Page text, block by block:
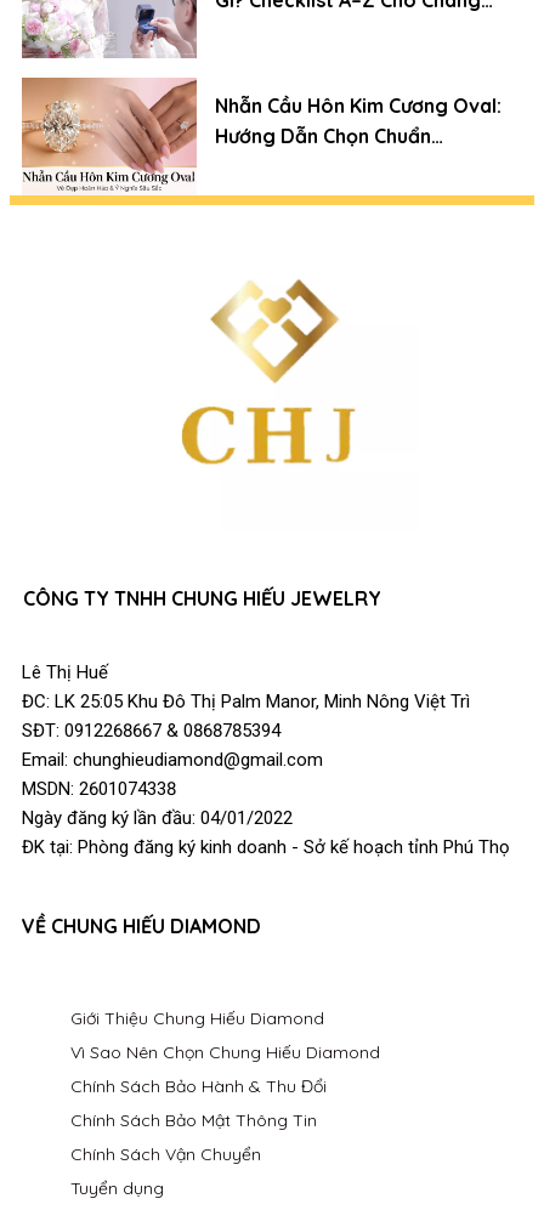
Nhẫn Cầu Hôn Kim Cương Oval:
Hướng Dẫn Chọn Chuẩn
CÔNG TY TNHH CHUNG HIẾU JEWELRY
Lê Thị Huế
ĐC: LK 25:05 Khu Đô Thị Palm Manor, Minh Nông Việt Trì
SĐT: 0912268667 & 0868785394
Email: chunghieudiamond@gmail.com
MSDN: 2601074338
Ngày đăng ký lần đầu: 04/01/2022
ĐK tại: Phòng đăng ký kinh doanh - Sở kế hoạch tỉnh Phú Thọ
VỀ CHUNG HIẾU DIAMOND
Giới Thiệu Chung Hiếu Diamond
Vì Sao Nên Chọn Chung Hiếu Diamond
Chính Sách Bảo Hành & Thu Đổi
Chính Sách Bảo Mật Thông Tin
Chính Sách Vận Chuyển
Tuyển dụng